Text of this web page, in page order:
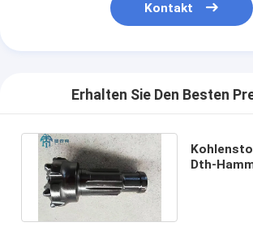
Kontakt
Erhalten Sie Den Besten
Dth-